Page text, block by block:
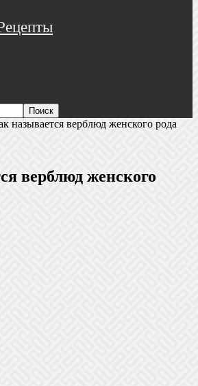
называется верблюд женского рода
верблюд женского